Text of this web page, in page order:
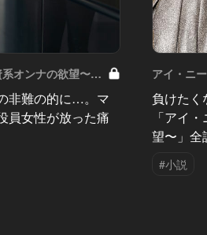
オンナの欲望〜
非難の的に…。マ
員女性が放った痛
アイ・ニ
Vol.11
負けた
「アイ
望〜」全
#小説